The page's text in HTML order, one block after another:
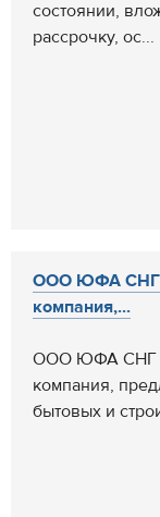
состоянии,
рассрочку, ос...
ООО ЮФА СНГ
компания,...
ООО ЮФА СНГ
компания,
бытовых и